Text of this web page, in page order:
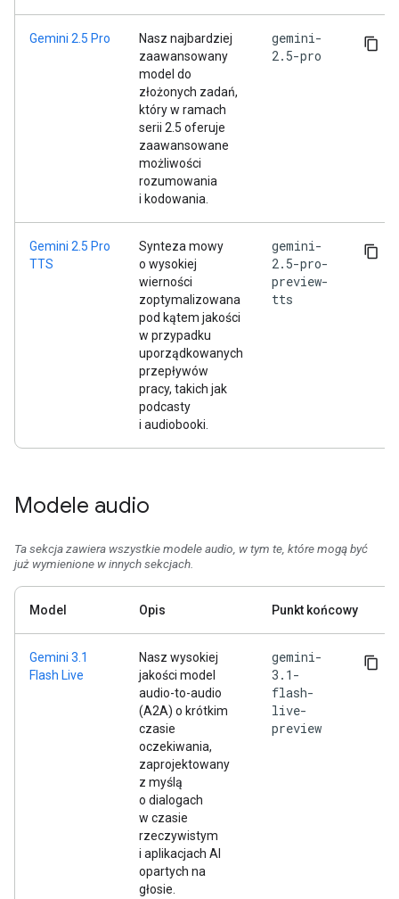
Gemini 2.5 Pro
Nasz najbardziej
zaawansowany
model do
złożonych zadań,
który w ramach
serii 2.5 oferuje
zaawansowane
możliwości
rozumowania
i kodowania.
gemini-
2.5-pro
Gemini 2.5 Pro
TTS
Synteza mowy
o wysokiej
wierności
zoptymalizowana
pod kątem jakości
w przypadku
uporządkowanych
przepływów
pracy, takich jak
podcasty
i audiobooki.
gemini-
2.5-pro-
preview-
tts
Modele audio
Ta sekcja zawiera wszystkie modele audio, w tym te, które mogą być
już wymienione w innych sekcjach.
Model Opis Punkt końcowy
Gemini 3.1
Flash Live
Nasz wysokiej
jakości model
audio-to-audio
(A2A) o krótkim
czasie
oczekiwania,
zaprojektowany
z myślą
o dialogach
w czasie
rzeczywistym
i aplikacjach AI
opartych na
głosie.
gemini-
3.1-
flash-
live-
preview